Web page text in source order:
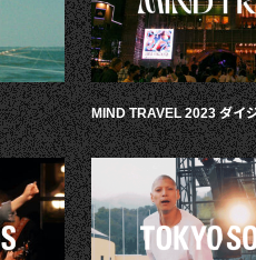
MIND TRAVEL 2023 ダイ